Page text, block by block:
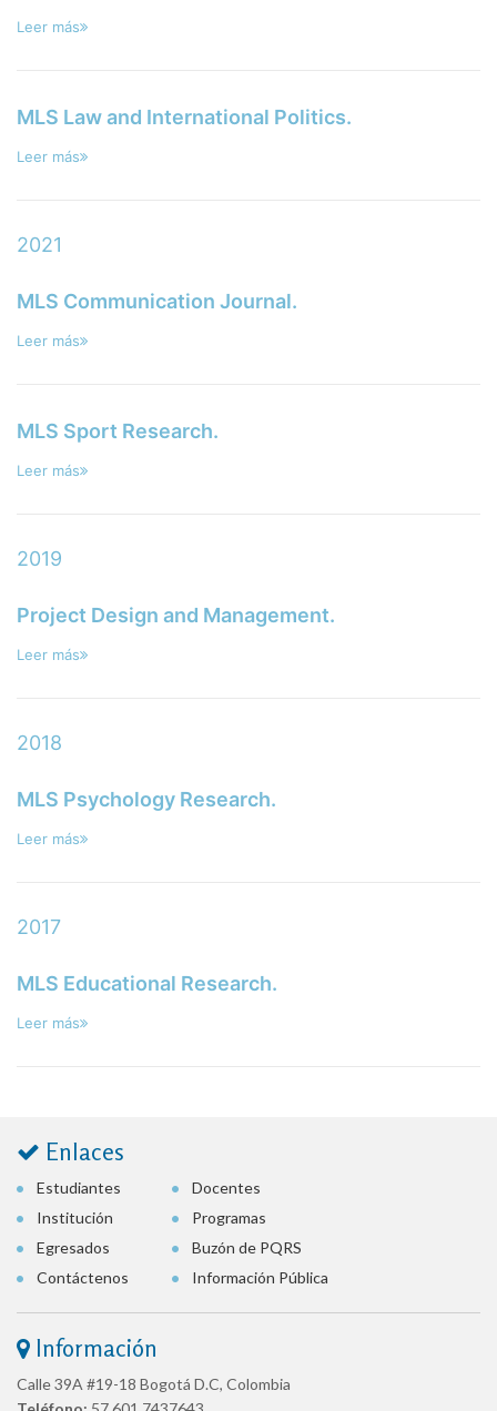
Leer más
MLS Law and International Politics.
Leer más
2021
MLS Communication Journal.
Leer más
MLS Sport Research.
Leer más
2019
Project Design and Management.
Leer más
2018
MLS Psychology Research.
Leer más
2017
MLS Educational Research.
Leer más
Enlaces
Estudiantes
Docentes
Institución
Programas
Egresados
Buzón de PQRS
Contáctenos
Información Pública
Información
Calle 39A #19-18 Bogotá D.C, Colombia